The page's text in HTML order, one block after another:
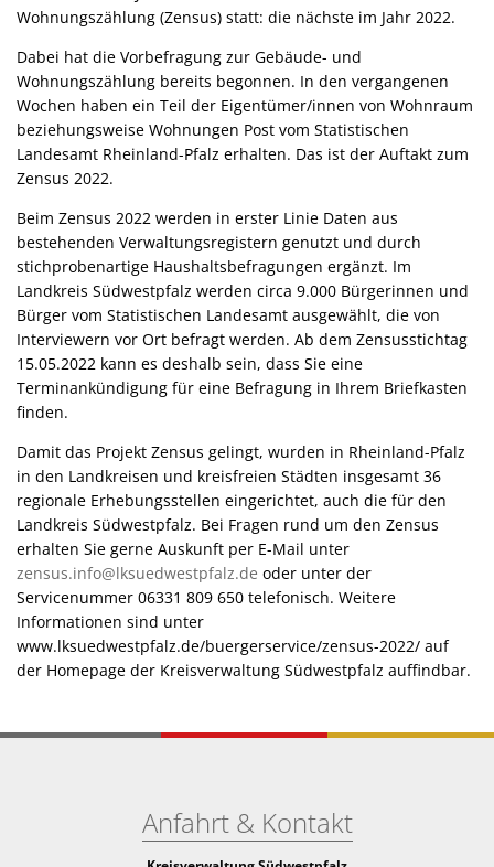
Wohnungszählung (Zensus) statt: die nächste im Jahr 2022.
Dabei hat die Vorbefragung zur Gebäude- und
Wohnungszählung bereits begonnen. In den vergangenen
Wochen haben ein Teil der Eigentümer/innen von Wohnraum
beziehungsweise Wohnungen Post vom Statistischen
Landesamt Rheinland-Pfalz erhalten. Das ist der Auftakt zum
Zensus 2022.
Beim Zensus 2022 werden in erster Linie Daten aus
bestehenden Verwaltungsregistern genutzt und durch
stichprobenartige Haushaltsbefragungen ergänzt. Im
Landkreis Südwestpfalz werden circa 9.000 Bürgerinnen und
Bürger vom Statistischen Landesamt ausgewählt, die von
Interviewern vor Ort befragt werden. Ab dem Zensusstichtag
15.05.2022 kann es deshalb sein, dass Sie eine
Terminankündigung für eine Befragung in Ihrem Briefkasten
finden.
Damit das Projekt Zensus gelingt, wurden in Rheinland-Pfalz
in den Landkreisen und kreisfreien Städten insgesamt 36
regionale Erhebungsstellen eingerichtet, auch die für den
Landkreis Südwestpfalz. Bei Fragen rund um den Zensus
erhalten Sie gerne Auskunft per E-Mail unter
zensus.info@lksuedwestpfalz.de oder unter der
Servicenummer 06331 809 650 telefonisch. Weitere
Informationen sind unter
www.lksuedwestpfalz.de/buergerservice/zensus-2022/ auf
der Homepage der Kreisverwaltung Südwestpfalz auffindbar.
Anfahrt & Kontakt